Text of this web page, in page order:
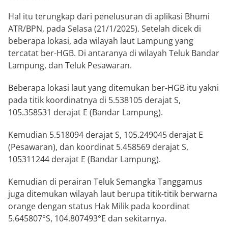
Hal itu terungkap dari penelusuran di aplikasi Bhumi
ATR/BPN, pada Selasa (21/1/2025). Setelah dicek di
beberapa lokasi, ada wilayah laut Lampung yang
tercatat ber-HGB. Di antaranya di wilayah Teluk Bandar
Lampung, dan Teluk Pesawaran.
Beberapa lokasi laut yang ditemukan ber-HGB itu yakni
pada titik koordinatnya di 5.538105 derajat S,
105.358531 derajat E (Bandar Lampung).
Kemudian 5.518094 derajat S, 105.249045 derajat E
(Pesawaran), dan koordinat 5.458569 derajat S,
105311244 derajat E (Bandar Lampung).
Kemudian di perairan Teluk Semangka Tanggamus
juga ditemukan wilayah laut berupa titik-titik berwarna
orange dengan status Hak Milik pada koordinat
5.645807°S, 104.807493°E dan sekitarnya.